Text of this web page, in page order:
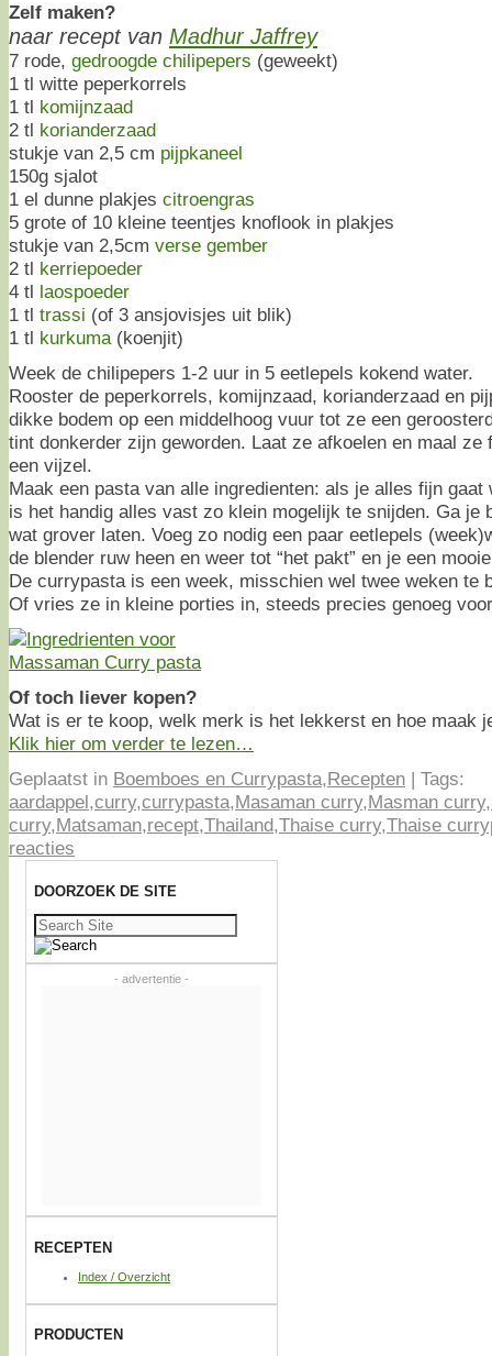
Zelf maken?
naar recept van Madhur Jaffrey
7 rode, gedroogde chilipepers (geweekt)
1 tl witte peperkorrels
1 tl komijnzaad
2 tl korianderzaad
stukje van 2,5 cm pijpkaneel
150g sjalot
1 el dunne plakjes citroengras
5 grote of 10 kleine teentjes knoflook in plakjes
stukje van 2,5cm verse gember
2 tl kerriepoeder
4 tl laospoeder
1 tl trassi (of 3 ansjovisjes uit blik)
1 tl kurkuma(koenjit)
Week de chilipepers 1-2 uur in 5 eetlepels kokend water.
Rooster de peperkorrels, komijnzaad, korianderzaad en
dikke bodem op een middelhoog vuur tot ze een
tint donkerder zijn geworden. Laat ze afkoelen en maal ze
een vijzel.
Maak een pasta van alle ingredienten: als je alles fijn
is het handig alles vast zo klein mogelijk te snijden. Ga je
wat grover laten. Voeg zo nodig een paar eetlepels
de blender ruw heen en weer tot “het pakt” en je een
De currypasta is een week, misschien wel twee weken te
Of vries ze in kleine porties in, steeds precies genoeg
Of toch liever kopen?
Wat is er te koop, welk merk is het lekkerst en hoe maak
Klik hier om verder te lezen…
Geplaatst in Boemboes en Currypasta,Recepten | Tags:
aardappel,curry,currypasta,Masaman curry,Masman curry,
curry,Matsaman,recept,Thailand,Thaise curry,Thaise
reacties
DOORZOEK DE SITE
Zoeken
naar:
- advertentie -
RECEPTEN
Index / Overzicht
PRODUCTEN